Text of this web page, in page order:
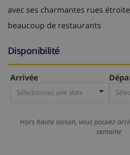
avec ses charmantes rues
beaucoup de restaurants
Disponibilité
Arrivée
Sélectionnez une date
Hors haute saison, vous pouvez
semaine